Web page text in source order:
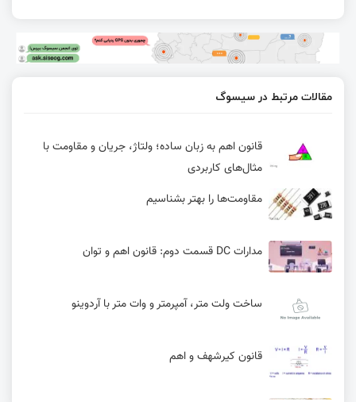
مقالات مرتبط در سیسوگ
قانون اهم به زبان ساده؛ ولتاژ، جریان و مقاومت با
مثال‌های کاربردی
مقاومت‌ها را بهتر بشناسیم
مدارات DC قسمت دوم: قانون اهم و توان
ساخت ولت متر، آمپرمتر و وات متر با آردوینو
قانون کیرشهف و اهم